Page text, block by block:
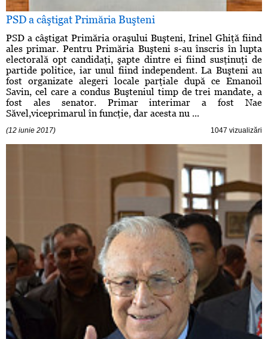
PSD a câştigat Primăria Buşteni
PSD a câştigat Primăria oraşului Buşteni, Irinel Ghiţă fiind
ales primar. Pentru Primăria Buşteni s-au înscris în lupta
electorală opt candidaţi, şapte dintre ei fiind susţinuţi de
partide politice, iar unul fiind independent. La Buşteni au
fost organizate alegeri locale parţiale după ce Emanoil
Savin, cel care a condus Buşteniul timp de trei mandate, a
fost ales senator. Primar interimar a fost Nae
Săvel,viceprimarul în funcţie, dar acesta nu ...
(12 iunie 2017) 1047 vizualizări